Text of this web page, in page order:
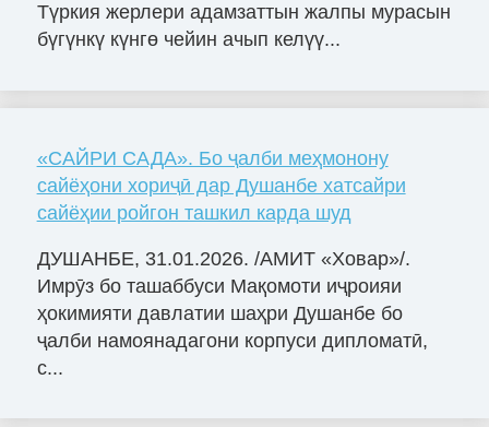
Түркия жерлери адамзаттын жалпы мурасын
бүгүнкү күнгө чейин ачып келүү...
«САЙРИ САДА». Бо ҷалби меҳмонону
сайёҳони хориҷӣ дар Душанбе хатсайри
сайёҳии ройгон ташкил карда шуд
ДУШАНБЕ, 31.01.2026. /АМИТ «Ховар»/.
Имрӯз бо ташаббуси Мақомоти иҷроияи
ҳокимияти давлатии шаҳри Душанбе бо
ҷалби намоянадагони корпуси дипломатӣ,
с...